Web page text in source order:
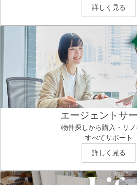
詳しく見る
エージェントサ
物件探しから購入・リ
すべてサポート
詳しく見る